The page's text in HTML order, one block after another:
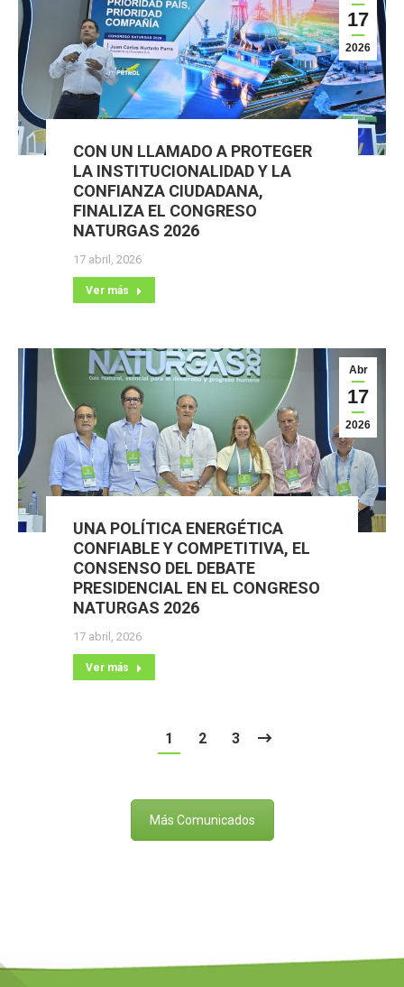
17
2026
CON UN LLAMADO A PROTEGER
LA INSTITUCIONALIDAD Y LA
CONFIANZA CIUDADANA,
FINALIZA EL CONGRESO
NATURGAS 2026
17 abril, 2026
Ver más
Abr
17
2026
UNA POLÍTICA ENERGÉTICA
CONFIABLE Y COMPETITIVA, EL
CONSENSO DEL DEBATE
PRESIDENCIAL EN EL CONGRESO
NATURGAS 2026
17 abril, 2026
Ver más
1 2 3
Más Comunicados